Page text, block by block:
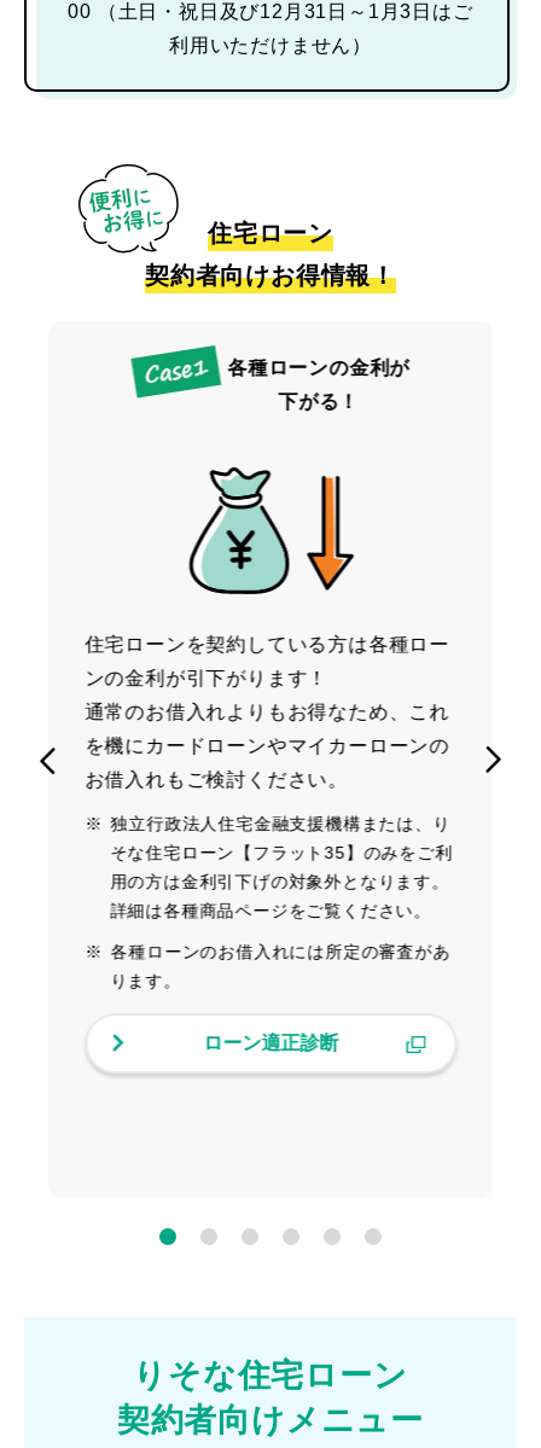
00 （土日・祝日及び12月31日～1月3日はご
利用いただけません）
住宅ローン
契約者向けお得情報！
各種ローンの金利が
下がる！
住宅ローンを契約している方は各種ロー
ンの金利が引下がります！
通常のお借入れよりもお得なため、これ
を機にカードローンやマイカーローンの
お借入れもご検討ください。
※ 独立行政法人住宅金融支援機構または、り
そな住宅ローン【フラット35】のみをご利
用の方は金利引下げの対象外となります。
詳細は各種商品ページをご覧ください。
※ 各種ローンのお借入れには所定の審査があ
ります。
ローン適正診断
りそな住宅ローン
契約者向けメニュー